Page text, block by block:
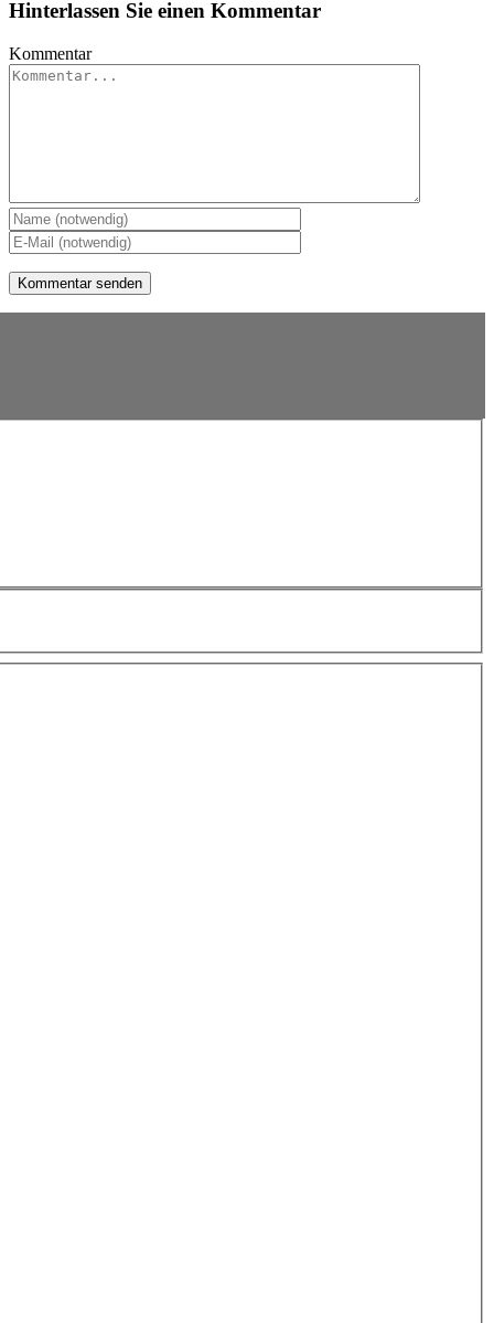
Hinterlassen Sie einen Kommentar
Kommentar